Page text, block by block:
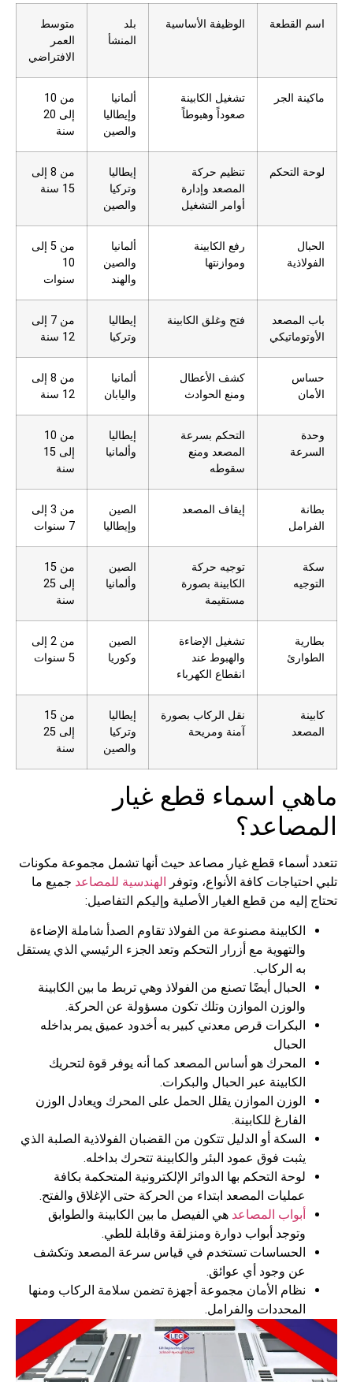
اسم القطعة الوظيفة الأساسية
بلد
المنشأ
متوسط
العمر
الافتراضي
ماكينة الجر
تشغيل الكابينة
صعوداً وهبوطاً
ألمانيا
وإيطاليا
والصين
من 10
إلى 20
سنة
لوحة التحكم
تنظيم حركة
المصعد وإدارة
أوامر التشغيل
إيطاليا
وتركيا
والصين
من 8 إلى
15 سنة
الحبال
الفولاذية
رفع الكابينة
وموازنتها
ألمانيا
والصين
والهند
من 5 إلى
10
سنوات
باب المصعد
الأوتوماتيكي
فتح وغلق الكابينة
إيطاليا
وتركيا
من 7 إلى
12 سنة
حساس
الأمان
كشف الأعطال
ومنع الحوادث
ألمانيا
واليابان
من 8 إلى
12 سنة
وحدة
السرعة
التحكم بسرعة
المصعد ومنع
سقوطه
إيطاليا
وألمانيا
من 10
إلى 15
سنة
بطانة
الفرامل
إيقاف المصعد
الصين
وإيطاليا
من 3 إلى
7 سنوات
سكة
التوجيه
توجيه حركة
الكابينة بصورة
مستقيمة
الصين
وألمانيا
من 15
إلى 25
سنة
بطارية
الطوارئ
تشغيل الإضاءة
والهبوط عند
انقطاع الكهرباء
الصين
وكوريا
من 2 إلى
5 سنوات
كابينة
المصعد
نقل الركاب بصورة
آمنة ومريحة
إيطاليا
وتركيا
والصين
من 15
إلى 25
سنة
ماهي اسماء قطع غيار
المصاعد؟
تتعدد أسماء قطع غيار مصاعد حيث أنها تشمل مجموعة مكونات
تلبي احتياجات كافة الأنواع، وتوفر الهندسية للمصاعد جميع ما
تحتاج إليه من قطع الغيار الأصلية وإليكم التفاصيل:
الكابينة مصنوعة من الفولاذ تقاوم الصدأ شاملة الإضاءة
والتهوية مع أزرار التحكم وتعد الجزء الرئيسي الذي يستقل
به الركاب.
الحبال أيضًا تصنع من الفولاذ وهي تربط ما بين الكابينة
والوزن الموازن وتلك تكون مسؤولة عن الحركة.
البكرات قرص معدني كبير به أخدود عميق يمر بداخله
الحبال
المحرك هو أساس المصعد كما أنه يوفر قوة لتحريك
الكابينة عبر الحبال والبكرات.
الوزن الموازن يقلل الحمل على المحرك ويعادل الوزن
الفارغ للكابينة.
السكة أو الدليل تتكون من القضبان الفولاذية الصلبة الذي
يثبت فوق عمود البئر والكابينة تتحرك بداخله.
لوحة التحكم بها الدوائر الإلكترونية المتحكمة بكافة
عمليات المصعد ابتداء من الحركة حتى الإغلاق والفتح.
أبواب المصاعد هي الفيصل ما بين الكابينة والطوابق
وتوجد أبواب دوارة ومنزلقة وقابلة للطي.
الحساسات تستخدم في قياس سرعة المصعد وتكشف
عن وجود أي عوائق.
نظام الأمان مجموعة أجهزة تضمن سلامة الركاب ومنها
المحددات والفرامل.